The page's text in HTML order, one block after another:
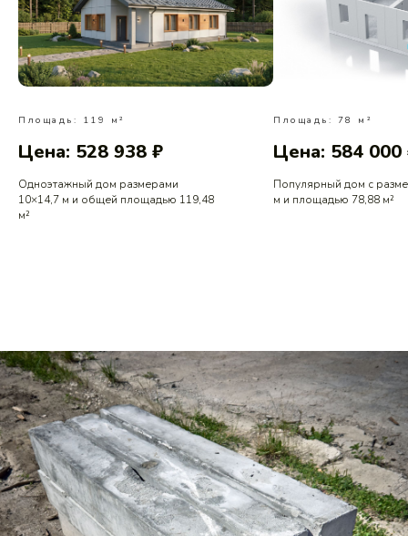
Площадь: 119 м²
Цена: 528 938 ₽
Одноэтажный дом размерами
10×14,7 м и общей площадью 119,48
м²
Площадь: 78 м²
Цена: 584 000
Популярный дом с
м и площадью 78,88 м²